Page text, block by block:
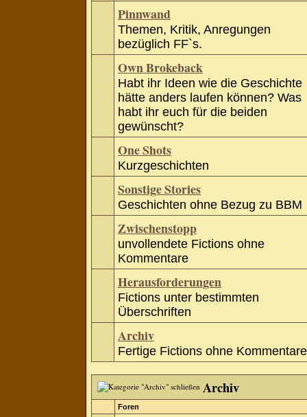
Pinnwand
Themen, Kritik, Anregungen
bezüglich FF`s.
Own Brokeback
Habt ihr Ideen wie die Geschichte
hätte anders laufen können? Was
habt ihr euch für die beiden
gewünscht?
One Shots
Kurzgeschichten
Sonstige Stories
Geschichten ohne Bezug zu BBM
Zwischenstopp
unvollendete Fictions ohne
Kommentare
Herausforderungen
Fictions unter bestimmten
Überschriften
Archiv
Fertige Fictions ohne Kommentare
Archiv
Foren